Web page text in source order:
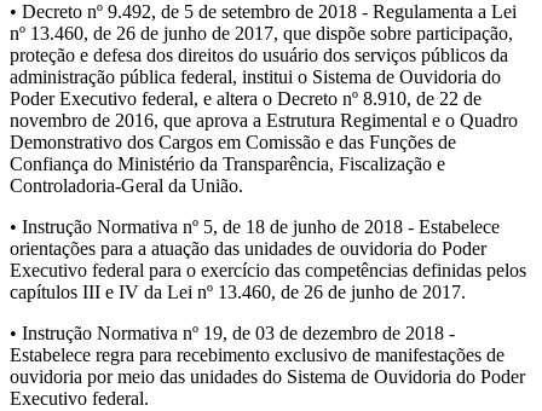
• Decreto nº 9.492, de 5 de setembro de 2018 - Regulamenta a Lei
nº 13.460, de 26 de junho de 2017, que dispõe sobre participação,
proteção e defesa dos direitos do usuário dos serviços públicos da
administração pública federal, institui o Sistema de Ouvidoria do
Poder Executivo federal, e altera o Decreto nº 8.910, de 22 de
novembro de 2016, que aprova a Estrutura Regimental e o Quadro
Demonstrativo dos Cargos em Comissão e das Funções de
Confiança do Ministério da Transparência, Fiscalização e
Controladoria-Geral da União.
• Instrução Normativa nº 5, de 18 de junho de 2018 - Estabelece
orientações para a atuação das unidades de ouvidoria do Poder
Executivo federal para o exercício das competências definidas pelos
capítulos III e IV da Lei nº 13.460, de 26 de junho de 2017.
• Instrução Normativa nº 19, de 03 de dezembro de 2018 -
Estabelece regra para recebimento exclusivo de manifestações de
ouvidoria por meio das unidades do Sistema de Ouvidoria do Poder
Executivo federal.